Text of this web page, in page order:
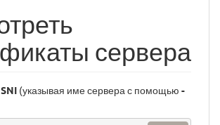
сервера
SNI (указывая име сервера с помощью -